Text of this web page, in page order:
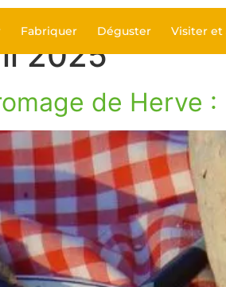
Fabriquer Déguster Visiter et
2025
de Herve :